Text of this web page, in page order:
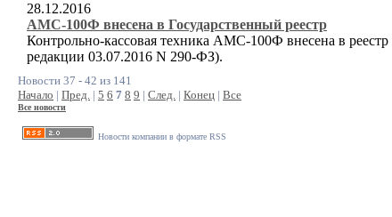
28.12.2016
АМС-100Ф внесена в Государственный реестр
Контрольно-кассовая техника АМС-100Ф внесена в
редакции 03.07.2016 N 290-ФЗ).
Новости 37 - 42 из 141
Начало | Пред. | 5 6 7 8 9 | След. | Конец | Все
Все новости
Новости компании в формате RSS